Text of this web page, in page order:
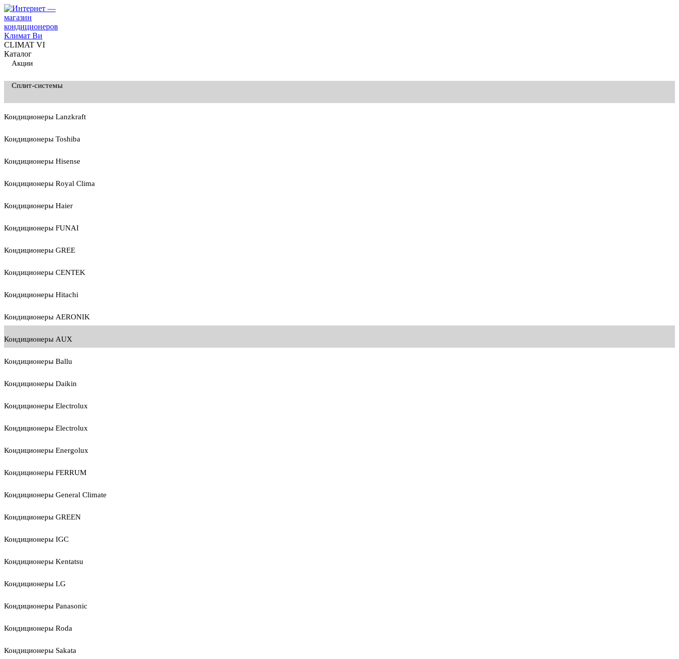
CLIMAT VI
Каталог
Акции
Сплит-системы
Кондиционеры Lanzkraft
Кондиционеры Toshiba
Кондиционеры Hisense
Кондиционеры Royal Clima
Кондиционеры Haier
Кондиционеры FUNAI
Кондиционеры GREE
Кондиционеры CENTEK
Кондиционеры Hitachi
Кондиционеры AERONIK
Кондиционеры AUX
Кондиционеры Ballu
Кондиционеры Daikin
Кондиционеры Electrolux
Кондиционеры Electrolux
Кондиционеры Energolux
Кондиционеры FERRUM
Кондиционеры General Climate
Кондиционеры GREEN
Кондиционеры IGC
Кондиционеры Kentatsu
Кондиционеры LG
Кондиционеры Panasonic
Кондиционеры Roda
Кондиционеры Sakata